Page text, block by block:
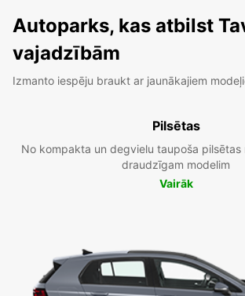
Autoparks, kas atbilst
vajadzībām
Izmanto iespēju braukt ar jaunākajiem
Pilsētas
No kompakta un degvielu taupoša
draudzīgam modelim
Vairāk